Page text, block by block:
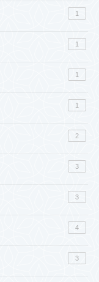
1
1
1
1
2
3
3
4
3